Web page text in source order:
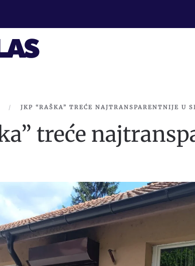
JKP “RAŠKA” TREĆE NAJTRANSPARENTNIJE U
treće